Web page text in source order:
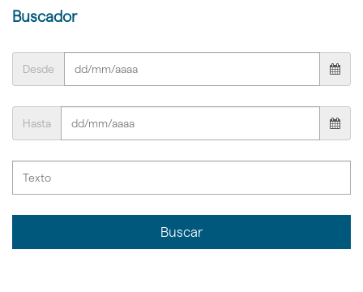
Buscador
Desde
Hasta
Buscar